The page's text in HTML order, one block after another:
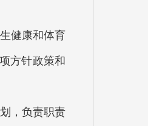
健康和体育
方针政策和
，负责职责